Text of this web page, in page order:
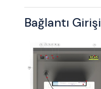
Bağlantı Girişi